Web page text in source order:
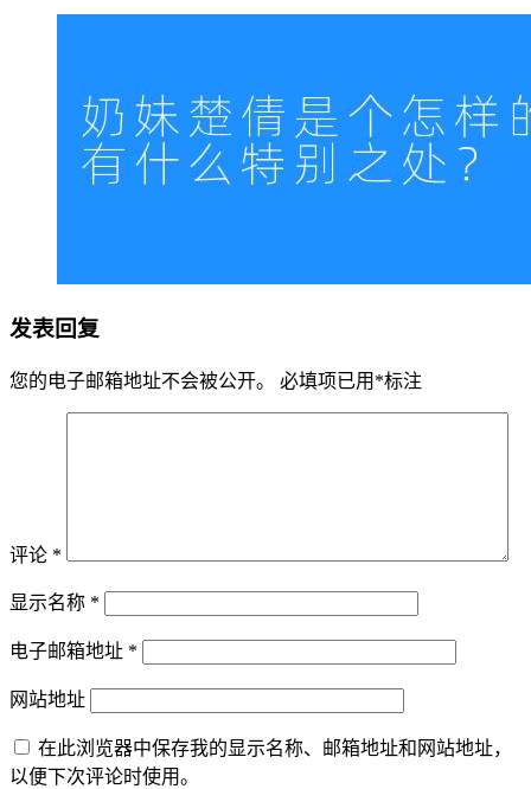
发表回复
您的电子邮箱地址不会被公开。 必填项已用 *标注
评论 *
显示名称 *
电子邮箱地址 *
网站地址
在此浏览器中保存我的显示名称、邮箱地址和网站地址，
以便下次评论时使用。